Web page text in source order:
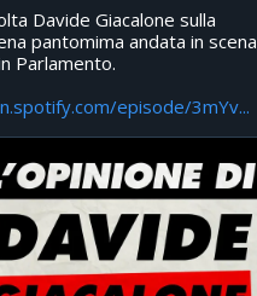
Davide Giacalone sulla
pantomima andata in scena
Parlamento.
episode/3mYv...